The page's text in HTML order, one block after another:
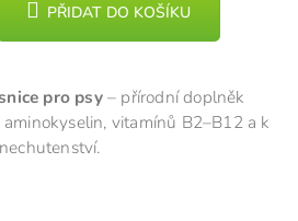
PŘIDAT DO KOŠÍKU
pro psy– přírodní doplněk
vitamínů B2–B12 a k